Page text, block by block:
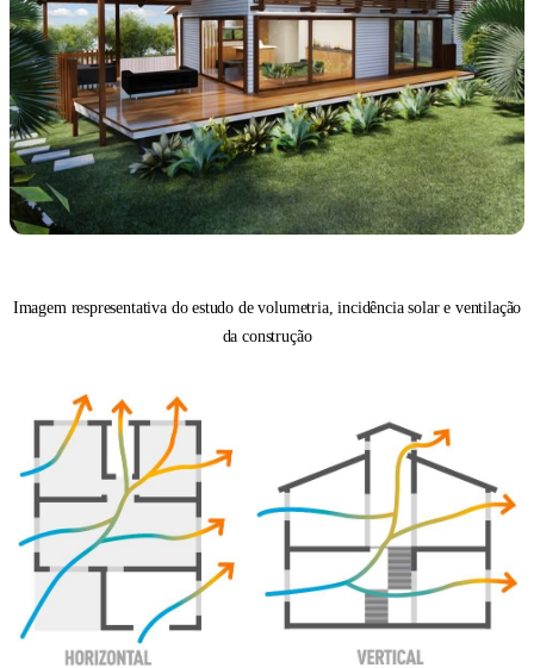
Imagem respresentativa do estudo de volumetria, incidência solar e ventilação
da construção